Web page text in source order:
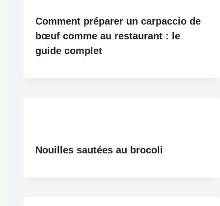
Comment préparer un carpaccio de
bœuf comme au restaurant : le
guide complet
Nouilles sautées au brocoli